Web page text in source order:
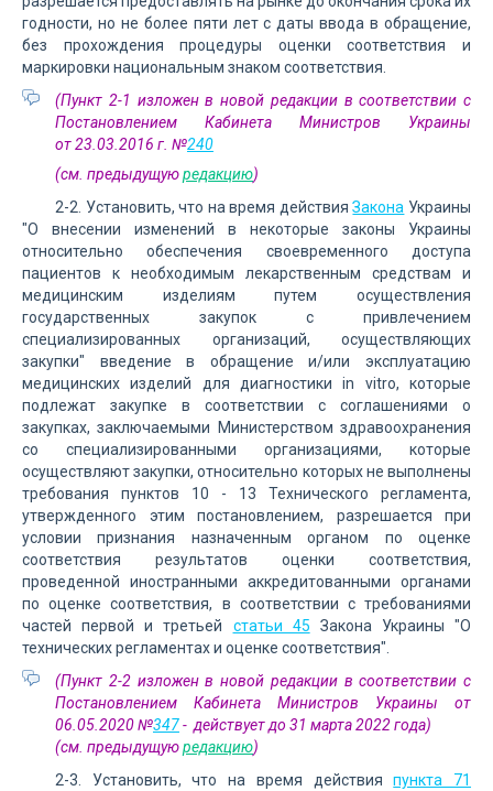
годности, но не более пяти лет с даты ввода в обращение,
без прохождения процедуры оценки соответствия и
маркировки национальным знаком соответствия.
(Пункт 2-1 изложен в новой редакции в соответствии с
Постановлением Кабинета Министров Украины
от 23.03.2016 г. №240
(см. предыдущуюредакцию)
2-2. Установить, что на время действияЗакона Украины
"О внесении изменений в некоторые законы Украины
относительно обеспечения своевременного доступа
пациентов к необходимым лекарственным средствам и
медицинским изделиям путем осуществления
государственных закупок с привлечением
специализированных организаций, осуществляющих
закупки" введение в обращение и/или эксплуатацию
медицинских изделий для диагностики in vitro, которые
подлежат закупке в соответствии с соглашениями о
закупках, заключаемыми Министерством здравоохранения
со специализированными организациями, которые
осуществляют закупки, относительно которых не выполнены
требования пунктов 10 - 13 Технического регламента,
утвержденного этим постановлением, разрешается при
условии признания назначенным органом по оценке
соответствия результатов оценки соответствия,
проведенной иностранными аккредитованными органами
по оценке соответствия, в соответствии с требованиями
частей первой и третьей статьи 45 Закона Украины "О
технических регламентах и оценке соответствия".
(Пункт 2-2 изложен в новой редакции в соответствии с
Постановлением Кабинета Министров Украины от
06.05.2020 №347- действует до 31 марта 2022 года)
(см. предыдущуюредакцию)
2-3. Установить, что на время действияпункта 71